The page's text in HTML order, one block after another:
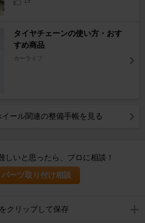
タイヤチェーンの使い方・おす
すめ商品
カーライフ
ール関連の整備手帳を見る
しいと思ったら、プロに相談！
パーツ取り付け相談
クリップして保存